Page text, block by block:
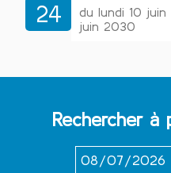
24
du lundi 10
juin 2030
Rechercher